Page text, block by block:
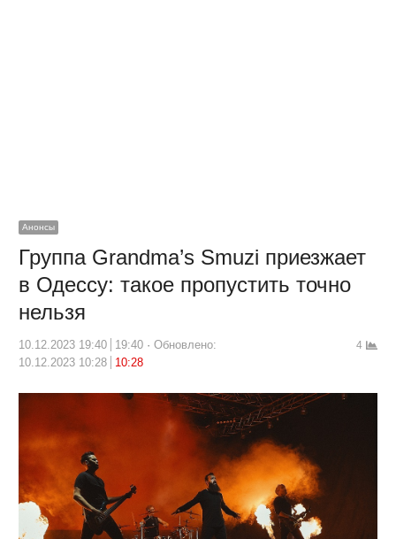
Анонсы
Группа Grandma’s Smuzi приезжает
в Одессу: такое пропустить точно
нельзя
10.12.2023 19:40 19:40
Обновлено:
10.12.2023 10:28
10:28
4